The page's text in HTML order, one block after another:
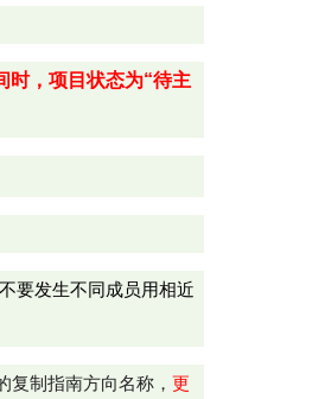
时，项目状态为“待主
要发生不同成员用相近
制指南方向名称， 更